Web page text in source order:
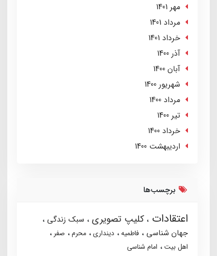
مهر 1401
مرداد 1401
خرداد 1401
آذر 1400
آبان 1400
شهریور 1400
مرداد 1400
تير 1400
خرداد 1400
ارديبهشت 1400
برچسب‌ها
اعتقادات کلیپ تصویری
سبک زندگی
جهان شناسی
فاطمیه دینداری محرم
صفر
اهل بیت
امام شناسی